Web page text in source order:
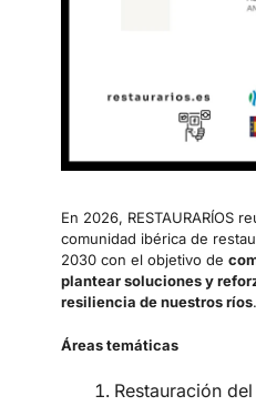
En 2026, RESTAURARÍOS
comunidad ibérica de
2030 con el objetivo de
plantear soluciones y
resiliencia de nuestros ríos.
Áreas temáticas
Restauración